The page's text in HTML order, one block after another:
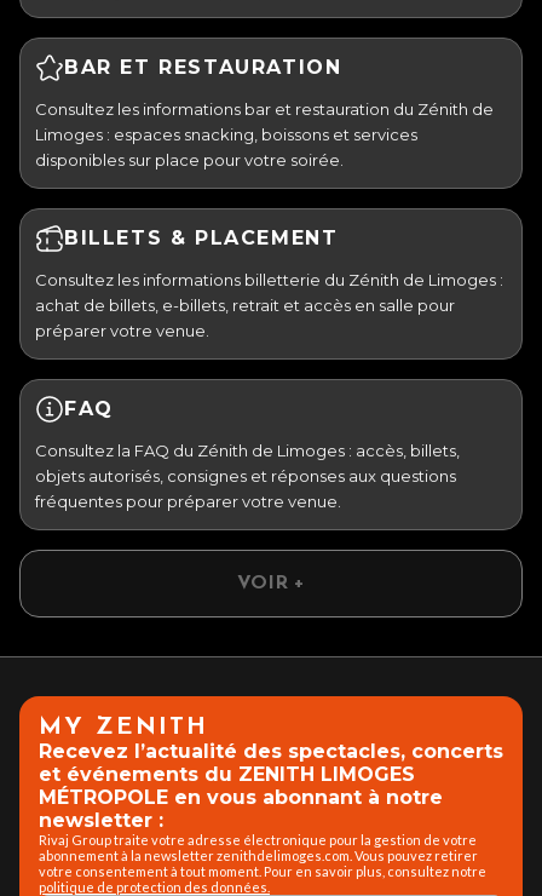
BAR ET RESTAURATION
Consultez les informations bar et restauration du Zénith de
Limoges : espaces snacking, boissons et services
disponibles sur place pour votre soirée.
BILLETS & PLACEMENT
Consultez les informations billetterie du Zénith de Limoges :
achat de billets, e-billets, retrait et accès en salle pour
préparer votre venue.
FAQ
Consultez la FAQ du Zénith de Limoges : accès, billets,
objets autorisés, consignes et réponses aux questions
fréquentes pour préparer votre venue.
VOIR +
MY ZENITH
Recevez l’actualité des spectacles, concerts
et événements du ZENITH LIMOGES
MÉTROPOLE en vous abonnant à notre
newsletter :
Rivaj Group traite votre adresse électronique pour la gestion de votre
abonnement à la newsletter zenithdelimoges.com. Vous pouvez retirer
votre consentement à tout moment. Pour en savoir plus, consultez notre
politique de protection des données.